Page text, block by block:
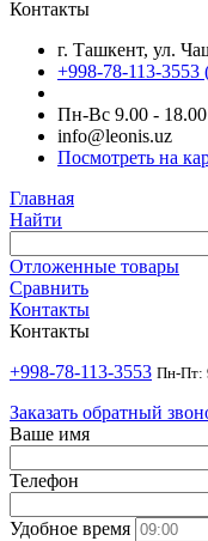
Контакты
г. Ташкент, ул.
+998-78-113-3553
Пн-Вс 9.00 - 18.00
info@leonis.uz
Посмотреть на
Главная
Найти
Отложенные товары
Сравнить
Контакты
Контакты
+998-78-113-3553 Пн-Пт:
Заказать обратный
Ваше имя
Телефон
Удобное время